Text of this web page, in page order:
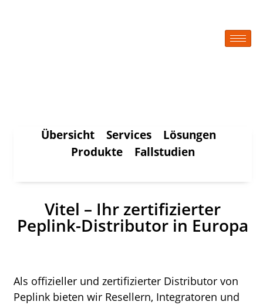
Übersicht Services
Lösungen
Produkte
Fallstudien
Vitel – Ihr zertifizierter
Peplink-Distributor in Europa
Als offizieller und zertifizierter Distributor von
Peplink bieten wir Resellern, Integratoren und